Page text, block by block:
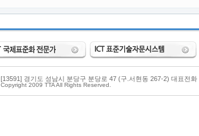
[13591] 경기도 성남시 분당구 분당로 47 (구.서현동 267-2) 대표전화
Copyright 2009 TTA All Rights Reserved.